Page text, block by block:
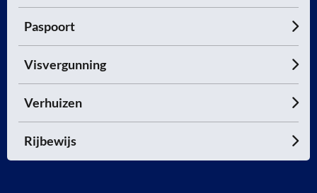
Paspoort
Visvergunning
Verhuizen
Rijbewijs